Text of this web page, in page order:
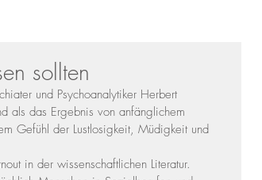
sollten
und Psychoanalytiker Herbert
als das Ergebnis von anfänglichem
Gefühl der Lustlosigkeit, Müdigkeit und
in der wissenschaftlichen Literatur.